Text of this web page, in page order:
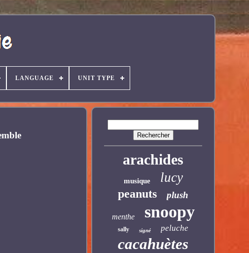
LANGUAGE UNIT TYPE
arachides
musique lucy
peanuts plush
menthe snoopy
sally signé peluche
cacahuètes